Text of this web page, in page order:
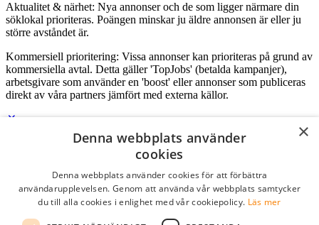
Aktualitet & närhet: Nya annonser och de som ligger närmare din
söklokal prioriteras. Poängen minskar ju äldre annonsen är eller ju
större avståndet är.
Kommersiell prioritering: Vissa annonser kan prioriteras på grund av
kommersiella avtal. Detta gäller 'TopJobs' (betalda kampanjer),
arbetsgivare som använder en 'boost' eller annonser som publiceras
direkt av våra partners jämfört med externa källor.
Lösenord
×
Denna webbplats använder
cookies
Denna webbplats använder cookies för att förbättra
användarupplevelsen. Genom att använda vår webbplats samtycker
du till alla cookies i enlighet med vår cookiepolicy. Läs mer